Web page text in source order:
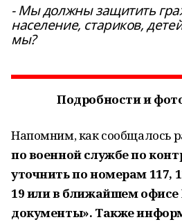
- Мы должны защитить
население, стариков,
мы?
Подробности и
Напомним, как сообщалось
по военной службе по
уточнить по номерам 117,
19 или в ближайшем
документы». Также